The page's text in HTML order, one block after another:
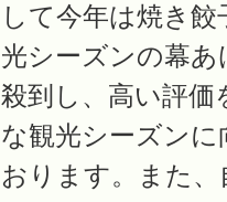
して今年は焼き
光シーズンの幕
殺到し、高い評
な観光シーズン
おります。また